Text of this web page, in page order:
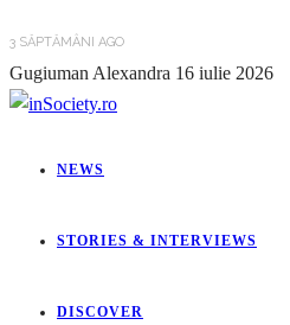
3 SĂPTĂMÂNI AGO
Gugiuman Alexandra 16 iulie 2026
NEWS
STORIES & INTERVIEWS
DISCOVER